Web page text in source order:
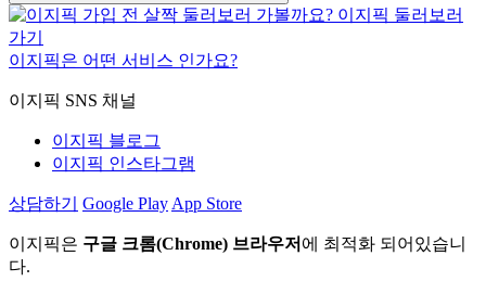
이지픽은 어떤 서비스 인가요?
이지픽 SNS 채널
이지픽 블로그
이지픽 인스타그램
상담하기 Google Play App Store
이지픽은 구글 크롬(Chrome) 브라우저 에 최적화 되어있습니
다.